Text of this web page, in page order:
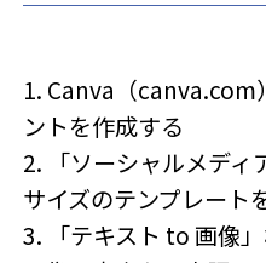
1. Canva（canva.com
ントを作成する
2. 「ソーシャルメデ
サイズのテンプレート
3. 「テキスト to 画像